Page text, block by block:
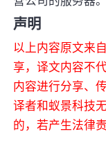
声明
以上内容原文来
享，译文内容不
内容进行分享、
译者和蚁景科技
的，若产生法律